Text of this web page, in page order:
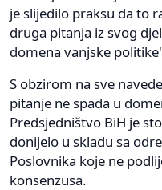
je slijedilo praksu da to
druga pitanja iz svog
domena vanjske
S obzirom na sve
pitanje ne spada u
Predsjedništvo BiH je
donijelo u skladu sa
Poslovnika koje ne
konsenzusa.